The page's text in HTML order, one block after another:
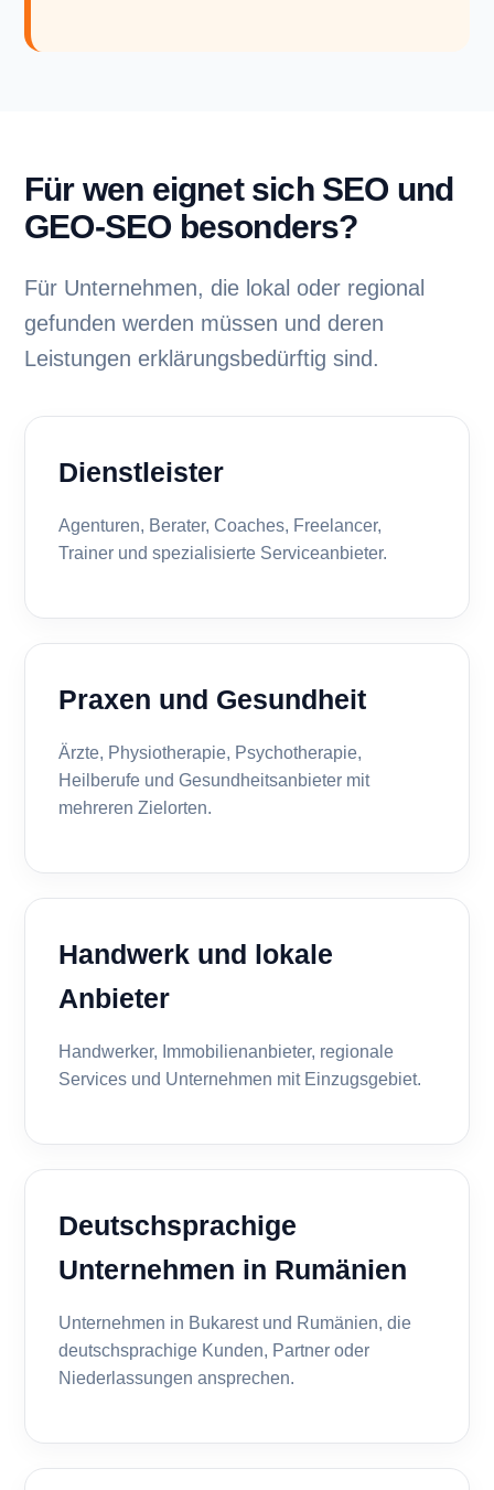
Für wen eignet sich SEO und
GEO-SEO besonders?
Für Unternehmen, die lokal oder regional
gefunden werden müssen und deren
Leistungen erklärungsbedürftig sind.
Dienstleister
Agenturen, Berater, Coaches, Freelancer,
Trainer und spezialisierte Serviceanbieter.
Praxen und Gesundheit
Ärzte, Physiotherapie, Psychotherapie,
Heilberufe und Gesundheitsanbieter mit
mehreren Zielorten.
Handwerk und lokale
Anbieter
Handwerker, Immobilienanbieter, regionale
Services und Unternehmen mit Einzugsgebiet.
Deutschsprachige
Unternehmen in Rumänien
Unternehmen in Bukarest und Rumänien, die
deutschsprachige Kunden, Partner oder
Niederlassungen ansprechen.